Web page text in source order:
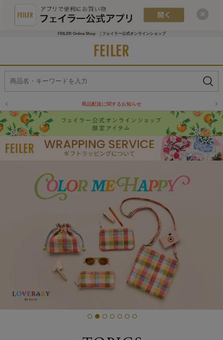
FEILER Online Shop │フェイラー公式オンラインショップ
物流倉庫の休業に伴う配送のお知らせ